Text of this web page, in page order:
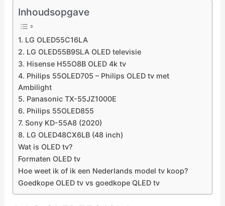
Inhoudsopgave
1. LG OLED55C16LA
2. LG OLED55B9SLA OLED televisie
3. Hisense H55O8B OLED 4k tv
4. Philips 55OLED705 – Philips OLED tv met
Ambilight
5. Panasonic TX-55JZ1000E
6. Philips 55OLED855
7. Sony KD-55A8 (2020)
8. LG OLED48CX6LB (48 inch)
Wat is OLED tv?
Formaten OLED tv
Hoe weet ik of ik een Nederlands model tv koop?
Goedkope OLED tv vs goedkope QLED tv